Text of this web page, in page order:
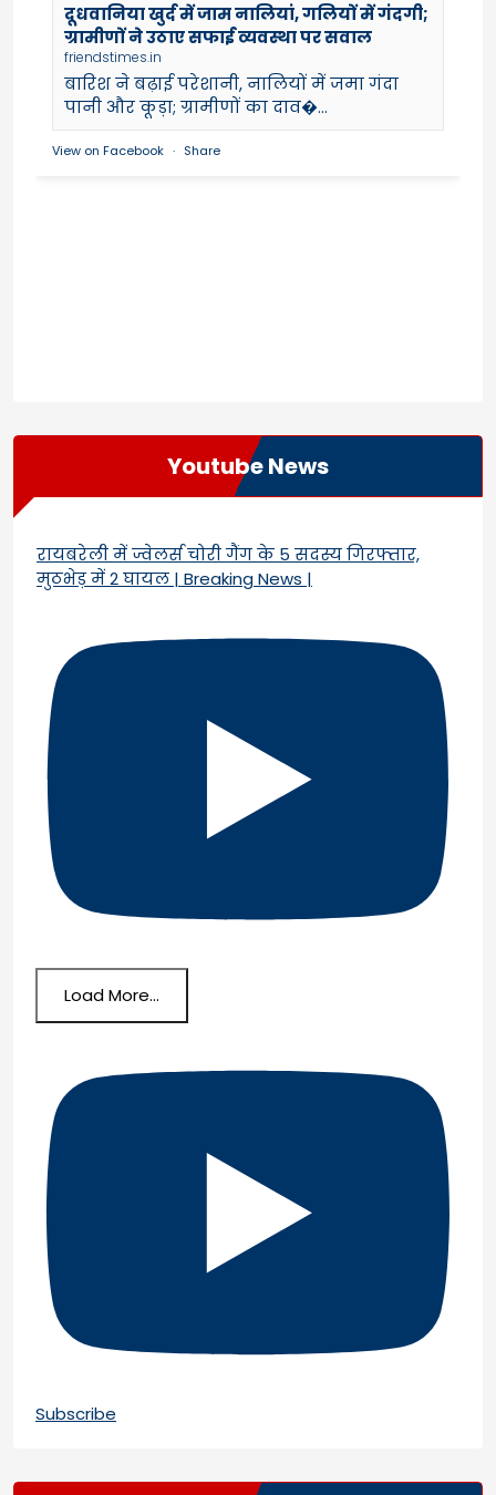
दूधवानिया खुर्द में जाम नालियां, गलियों में गंदगी;
ग्रामीणों ने उठाए सफाई व्यवस्था पर सवाल
friendstimes.in
बारिश ने बढ़ाई परेशानी, नालियों में जमा गंदा
पानी और कूड़ा; ग्रामीणों का दाव�...
View on Facebook · Share
Youtube News
रायबरेली में ज्वेलर्स चोरी गैंग के 5 सदस्य गिरफ्तार,
मुठभेड़ में 2 घायल | Breaking News |
Load More...
Subscribe